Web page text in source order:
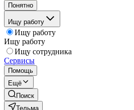
Понятно
Ищу работу
Ищу работу
Ищу работу
Ищу сотрудника
Сервисы
Помощь
Ещё
Поиск
Тельма